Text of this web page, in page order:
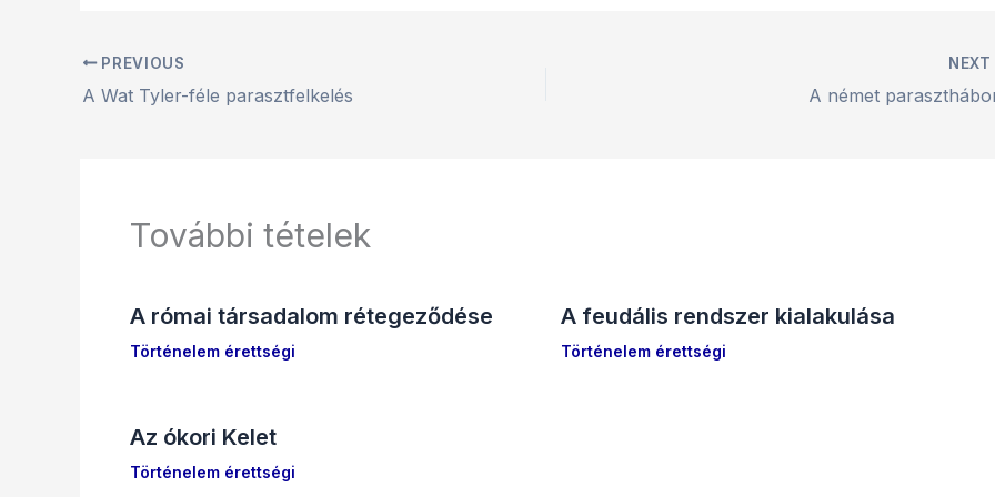
PREVIOUS
A Wat Tyler-féle parasztfelkelés
NEXT
A német
További tételek
A római társadalom rétegeződése
Történelem érettségi
A feudális rendszer kialakulása
Történelem érettségi
Az ókori Kelet
Történelem érettségi